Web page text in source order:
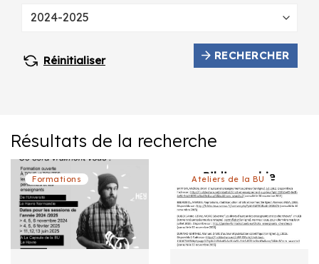
Réinitialiser RECHERCHER
Résultats de la recherche
Formations Ateliers de la BU